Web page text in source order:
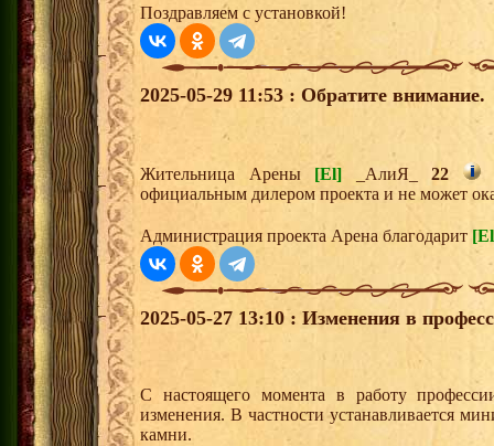
Поздравляем с установкой!
2025-05-29 11:53 : Обратите внимание.
Жительница Арены [El] _АлиЯ_22
официальным дилером проекта и не может
Администрация проекта Арена благодарит
2025-05-27 13:10 : Изменения в
С настоящего момента в работу
изменения. В частности устанавливается
камни.